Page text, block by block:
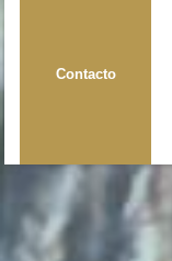
Contacto